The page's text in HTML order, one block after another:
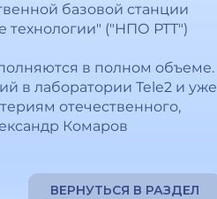
базовой станции
технологии" ("НПО РТТ")
в полном объеме.
в лаборатории Tele2 и уже
отечественного,
Комаров
ВЕРНУТЬСЯ В РАЗДЕЛ